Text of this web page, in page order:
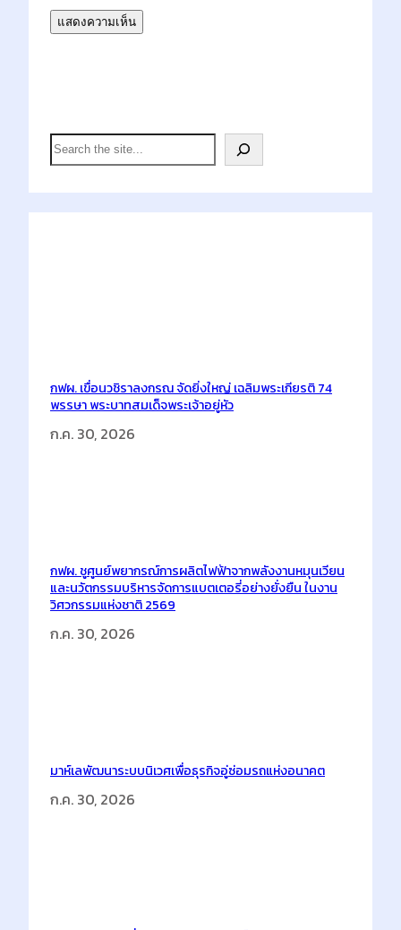
S
e
a
r
กฟผ. เขื่อนวชิราลงกรณ จัดยิ่งใหญ่ เฉลิมพระเกียรติ 74
พรรษา พระบาทสมเด็จพระเจ้าอยู่หัว
ก.ค. 30, 2026
กฟผ. ชูศูนย์พยากรณ์การผลิตไฟฟ้าจากพลังงานหมุนเวียน
และนวัตกรรมบริหารจัดการแบตเตอรี่อย่างยั่งยืน ในงาน
วิศวกรรมแห่งชาติ 2569
ก.ค. 30, 2026
มาห์เลพัฒนาระบบนิเวศเพื่อธุรกิจอู่ซ่อมรถแห่งอนาคต
ก.ค. 30, 2026